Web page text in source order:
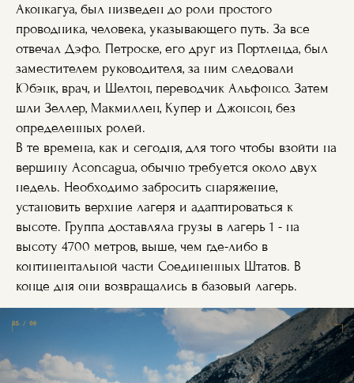
Аконкагуа, был низведен до роли простого
проводника, человека, указывающего путь. За все
отвечал Дэфо. Петроске, его друг из Портленда, был
заместителем руководителя, за ним следовали
Юбэнк, врач, и Шелтон, переводчик Альфонсо. Затем
шли Зеллер, Макмиллен, Купер и Джонсон, без
определенных ролей.
В те времена, как и сегодня, для того чтобы взойти на
вершину Aconcagua, обычно требуется около двух
недель. Необходимо забросить снаряжение,
установить верхние лагеря и адаптироваться к
высоте. Группа доставляла грузы в лагерь 1 - на
высоту 4700 метров, выше, чем где-либо в
континентальной части Соединенных Штатов. В
конце дня они возвращались в базовый лагерь.